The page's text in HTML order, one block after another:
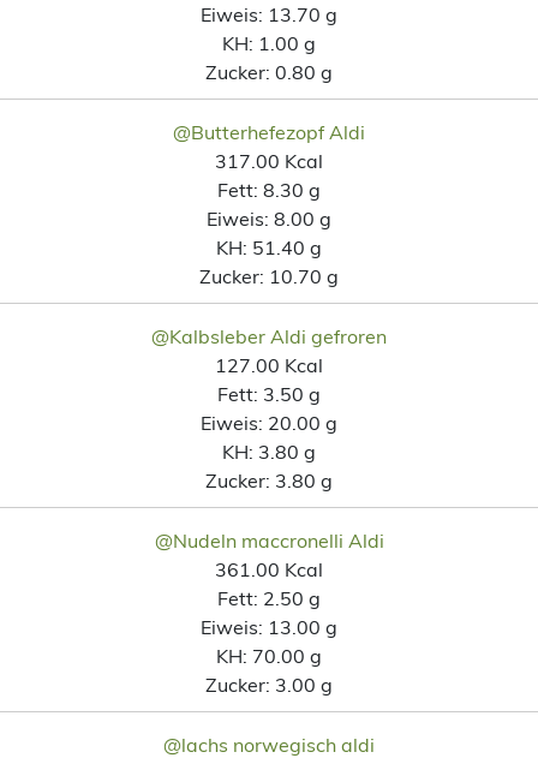
Eiweis: 13.70 g
KH: 1.00 g
Zucker: 0.80 g
@Butterhefezopf Aldi
317.00 Kcal
Fett: 8.30 g
Eiweis: 8.00 g
KH: 51.40 g
Zucker: 10.70 g
@Kalbsleber Aldi gefroren
127.00 Kcal
Fett: 3.50 g
Eiweis: 20.00 g
KH: 3.80 g
Zucker: 3.80 g
@Nudeln maccronelli Aldi
361.00 Kcal
Fett: 2.50 g
Eiweis: 13.00 g
KH: 70.00 g
Zucker: 3.00 g
@lachs norwegisch aldi